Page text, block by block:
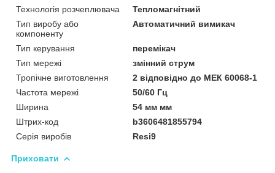
Технологія розчеплювача
Тепломагнітний
Тип виробу або
компоненту
Автоматичний вимикач
Тип керування
перемікач
Тип мережі
змінний струм
Тропічне виготовлення
2 відповідно до МЕК 60068-1
Частота мережі
50/60 Гц
Ширина
54 мм мм
Штрих-код
b3606481855794
Серія виробів
Resi9
Приховати